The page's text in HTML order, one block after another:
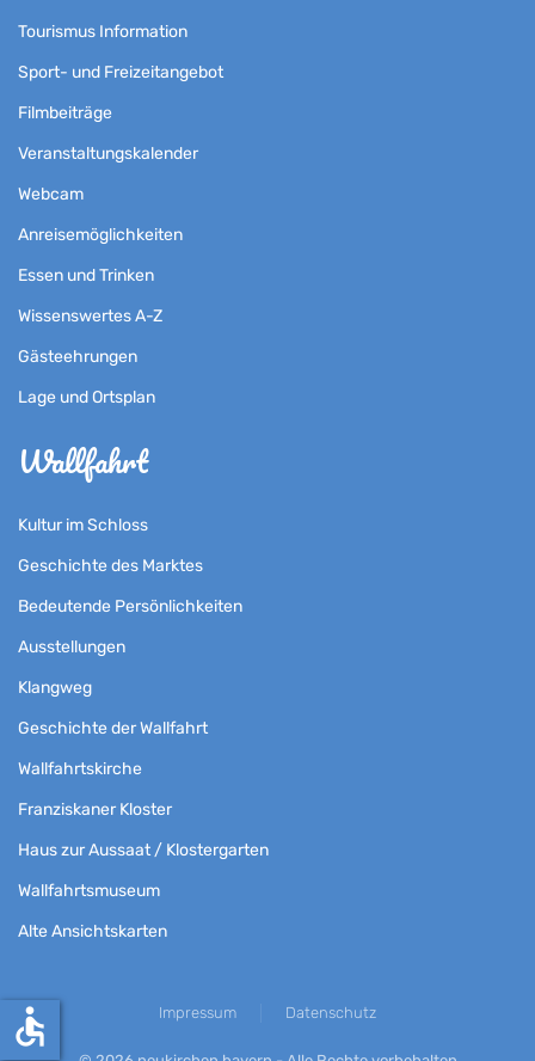
Tourismus Information
Sport- und Freizeitangebot
Filmbeiträge
Veranstaltungskalender
Webcam
Anreisemöglichkeiten
Essen und Trinken
Wissenswertes A-Z
Gästeehrungen
Lage und Ortsplan
Wallfahrt
Kultur im Schloss
Geschichte des Marktes
Bedeutende Persönlichkeiten
Ausstellungen
Klangweg
Geschichte der Wallfahrt
Wallfahrtskirche
Franziskaner Kloster
Haus zur Aussaat / Klostergarten
Wallfahrtsmuseum
Alte Ansichtskarten
Impressum Datenschutz
accessible